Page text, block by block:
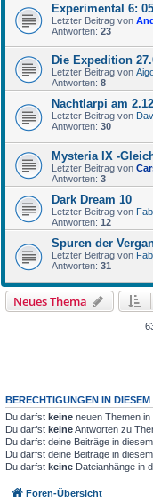
Experimental 6:
Letzter Beitrag von
Antworten: 23
Die Expedition
Letzter Beitrag von
Antworten: 8
Nachtlarpi am
Letzter Beitrag von
Antworten: 30
Mysteria IX -
Letzter Beitrag von
Antworten: 3
Dark Dream 10
Letzter Beitrag von
Antworten: 12
Spuren der
Letzter Beitrag von
Antworten: 31
Neues Thema
BERECHTIGUNGEN IN
Du darfst keine neuen Themen in
Du darfst keineAntworten zu
Du darfst deine Beiträge in
Du darfst deine Beiträge in
Du darfst keine Dateianhänge in
Foren-Übersicht